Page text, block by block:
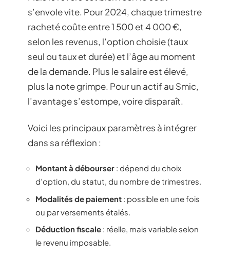
s’envole vite. Pour 2024, chaque trimestre
racheté coûte entre 1 500 et 4 000 €,
selon les revenus, l’option choisie (taux
seul ou taux et durée) et l’âge au moment
de la demande. Plus le salaire est élevé,
plus la note grimpe. Pour un actif au Smic,
l’avantage s’estompe, voire disparaît.
Voici les principaux paramètres à intégrer
dans sa réflexion :
Montant à débourser : dépend du choix
d’option, du statut, du nombre de trimestres.
Modalités de paiement : possible en une fois
ou par versements étalés.
Déduction fiscale : réelle, mais variable selon
le revenu imposable.